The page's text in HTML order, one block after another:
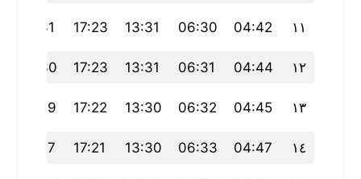
١١ 04:42
06:30
13:31
17:23
20:31
١٢ 04:44
06:31
13:31
17:23
20:30
١٣ 04:45
06:32
13:30
17:22
20:29
١٤ 04:47
06:33
13:30
17:21
20:27